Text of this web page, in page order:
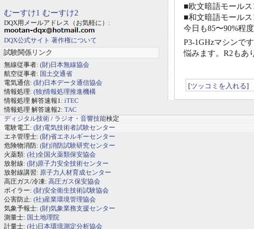
■欧文暗語モールス
■和文暗語モールス
今日も85〜90%程
P3-1GHzマシンで
悩みます。R2もあ
[ツッコミを入れる]
むーすけ1 むーすけ2
DQX用メールアドレス（お気軽に）:
DQX公式サイト 著作権について
試験関係リンク
無線従事者: (財)日本無線協会
航空従事者: 国土交通省
電気通信: (財)日本データ通信協会
情報処理: (独)情報処理推進機構
情報処理 解答速報1: iTEC
情報処理 解答速報2: TAC
ディジタル技術 / ラジオ・音響技能検定
電験電工: (財)電気技術者試験センター
エネ管理士: (財)省エネルギーセンター
危険物消防: (財)消防試験研究センター
火薬類: (社)全国火薬類保安協会
放射線: (財)原子力安全技術センター
放射線講習: 原子力人材育成センター
高圧ガス/冷凍: 高圧ガス保安協会
ボイラー: (財)安全衛生技術試験協会
公害防止: (社)産業環境管理協会
気象予報士: (財)気象業務支援センター
測量士: 国土地理院
計量士: (社)日本環境測定分析協会